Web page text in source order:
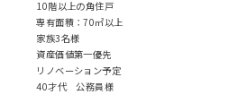
10階以上の角住戸
専有面積：70㎡以上
家族3名様
資産価値第一優先
リノベーション予定
40才代 公務員様